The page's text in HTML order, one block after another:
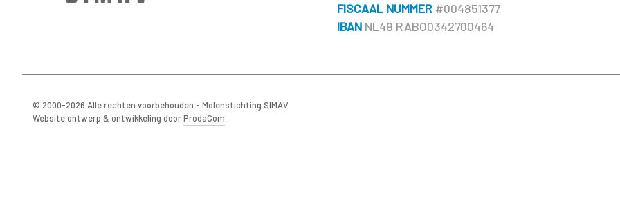
FISCAAL NUMMER#004851377
IBAN NL49 RABO0342700464
© 2000-2026 Alle rechten voorbehouden - Molenstichting SIMAV
Website ontwerp & ontwikkeling doorProdaCom